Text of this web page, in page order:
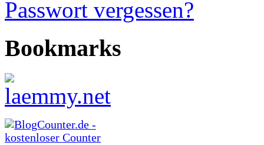
Passwort vergessen?
Bookmarks